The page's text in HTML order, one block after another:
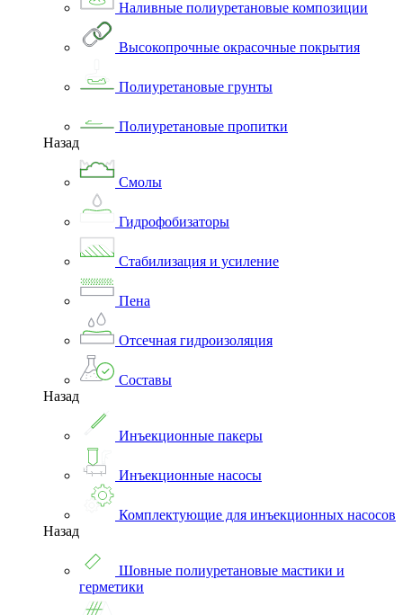
Наливные полиуретановые композиции
Высокопрочные окрасочные покрытия
Полиуретановые грунты
Полиуретановые пропитки
Назад
Смолы
Гидрофобизаторы
Стабилизация и усиление
Пена
Отсечная гидроизоляция
Составы
Назад
Инъекционные пакеры
Инъекционные насосы
Комплектующие для инъекционных насосов
Назад
Шовные полиуретановые мастики и
герметики